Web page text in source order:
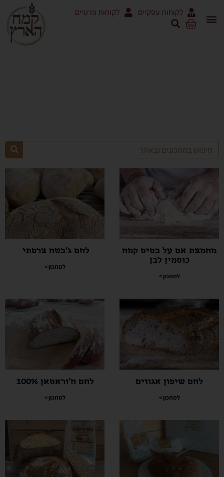
לקוחות עסקיים לקוחות פרטיים
מחמצת אם על בסיס קמח
כוסמין לבן
למתכון >
לחם ג'בטה צרפתי
למתכון >
לחם שיפון אגוזים
למתכון >
לחם ח'וראסאן 100%
למתכון >